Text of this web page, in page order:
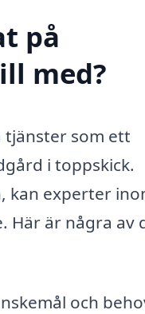
på
med?
tjänster som ett
i toppskick.
kan experter
Här är några av
och